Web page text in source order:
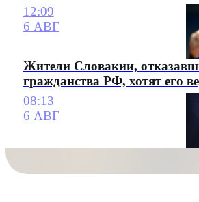
12:09
6 АВГ
Жители Словакии,
гражданства РФ, хотят его
08:13
6 АВГ